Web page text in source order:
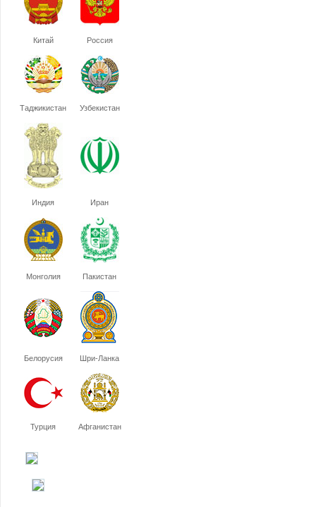
Китай Россия
Таджикистан Узбекистан
Индия Иран
Монголия Пакистан
Белорусия Шри-Ланка
Турция Афганистан